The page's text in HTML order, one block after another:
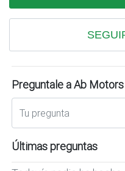
Preguntale a Ab Motors
Últimas preguntas